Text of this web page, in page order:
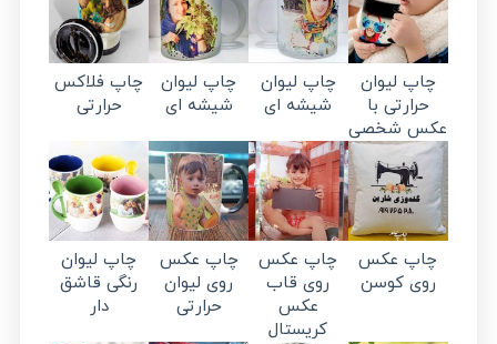
چاپ لیوان
حرارتی با
عکس شخصی
چاپ لیوان
شیشه ای
چاپ لیوان
شیشه ای
چاپ فلاکس
حرارتی
چاپ عکس
روی کوسن
چاپ عکس
روی قاب
عکس
کریستال
چاپ عکس
روی لیوان
حرارتی
چاپ لیوان
رنگی قاشق
دار